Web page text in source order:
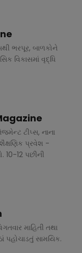
ભરપૂર, બાળકોને
વિકાસમાં વૃદ્ધિ
ટીપ્સ, નાના
શૈક્ષણિક પ્રવેશ -
10-12 પછીની
માહિતી તથા
પહોચાડતું સામયિક.